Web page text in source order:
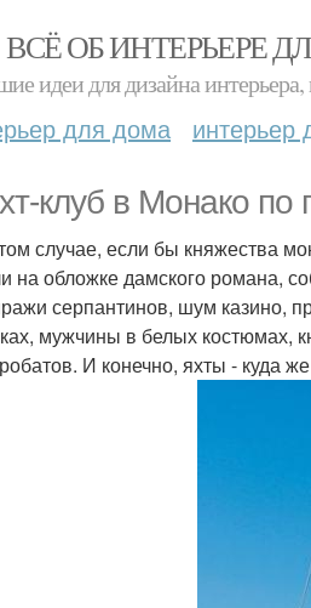
ВСЁ ОБ ИНТЕРЬЕРЕ
идеи для дизайна
для дома интерьер
клуб в Монако
случае, если бы княжества
на обложке дамского романа,
серпантинов, шум казино,
мужчины в белых костюмах,
И конечно, яхты - куда